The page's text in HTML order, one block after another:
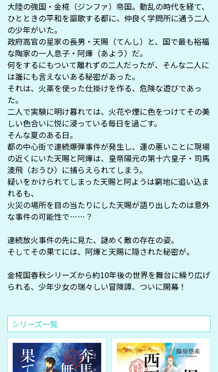
大陸の強国・金椛（ジンファ）帝国。動乱の時代を経て、
ひとときの平和を謳歌する都に、仲良く学問所に通う二人
の少年がいた。
政府高官の星家の長男・天賜（てんし）と、国で最も裕福
な陶家の一人息子・阿燁（あよう）だ。
何をするにもついて離れずの二人だったが、そんな二人に
は誰にも言えないある秘密があった。
それは、火薬を使った仕掛けを作る、危険な遊びであっ
た。
二人で実験に明け暮れては、火花や煙に色をつけてその美
しい色合いに悦に浸っている毎日を過ごす。
そんな夏のある日。
都の中心街で連続爆弾事件が発生し、運の悪いことに現場
の近くにいた天賜と阿燁は、皇帝陽元の第十六皇子・司馬
澳飛（おうひ）に捕らえられてしまう。
疑いをかけられてしまった天賜と阿ようは窮地に追い込ま
れるも、
火災の場所を目の当たりにした天賜が語り出したのは意外
な事件の可能性で……？
連続放火事件の先に見た、謎めく敵の存在の姿。
そしてその果てには、阿燁と天賜に隠された秘密が――。
金椛国春秋シリーズから約10年後の世界を舞台に繰り広げ
られる、少年少女の瑞々しい冒険譚、ついに開幕！
シリーズ一覧